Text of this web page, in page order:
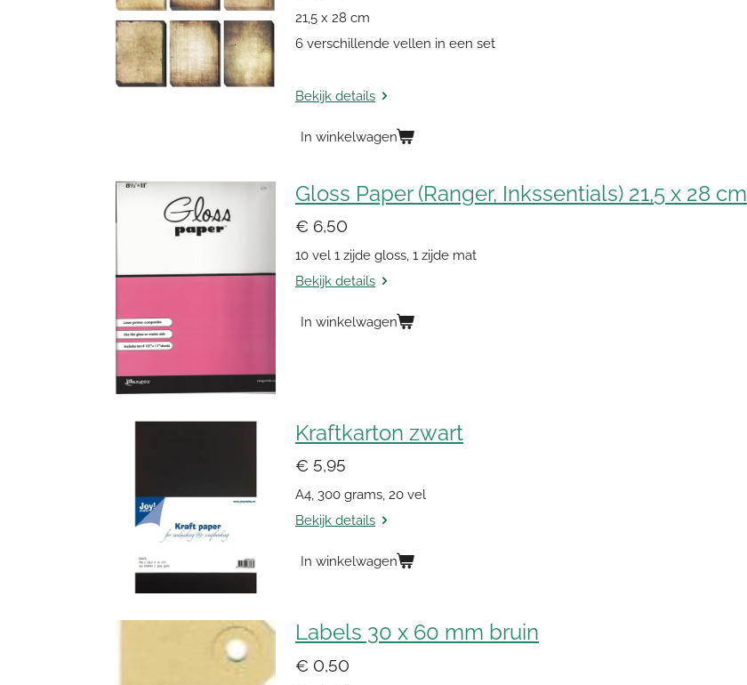
21,5 x 28 cm
6 verschillende vellen in een set
Bekijk details
In winkelwagen
Gloss Paper (Ranger, Inkssentials) 21,5 x 28 cm
€ 6,50
10 vel 1 zijde gloss, 1 zijde mat
Bekijk details
In winkelwagen
Kraftkarton zwart
€ 5,95
A4, 300 grams, 20 vel
Bekijk details
In winkelwagen
Labels 30 x 60 mm bruin
€ 0,50